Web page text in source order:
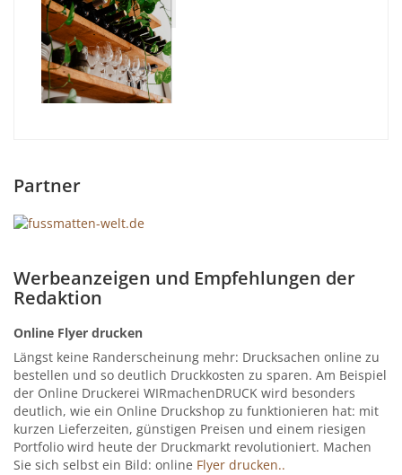
Partner
Werbeanzeigen und Empfehlungen der
Redaktion
Online Flyer drucken
Längst keine Randerscheinung mehr: Drucksachen online zu
bestellen und so deutlich Druckkosten zu sparen. Am Beispiel
der Online Druckerei WIRmachenDRUCK wird besonders
deutlich, wie ein Online Druckshop zu funktionieren hat: mit
kurzen Lieferzeiten, günstigen Preisen und einem riesigen
Portfolio wird heute der Druckmarkt revolutioniert. Machen
Sie sich selbst ein Bild: online Flyer drucken..